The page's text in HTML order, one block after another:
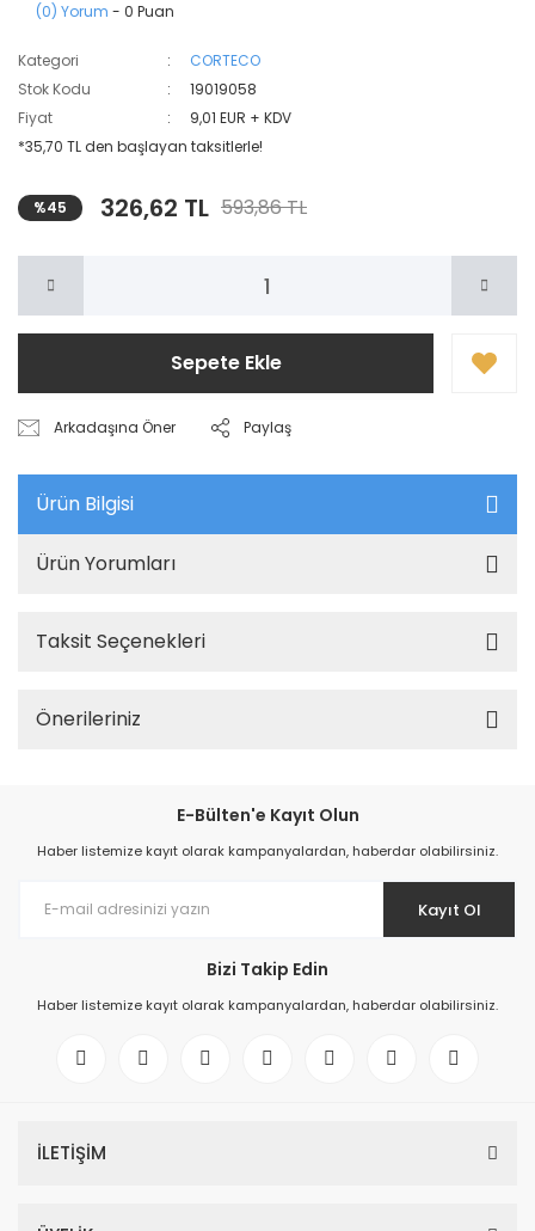
(0) Yorum - 0 Puan
Kategori
CORTECO
Stok Kodu
19019058
Fiyat
9,01 EUR + KDV
*35,70 TL den başlayan taksitlerle!
%45 326,62 TL 593,86 TL
Sepete Ekle
Arkadaşına Öner Paylaş
Ürün Bilgisi
Ürün Yorumları
Taksit Seçenekleri
Önerileriniz
E-Bülten'e Kayıt Olun
Haber listemize kayıt olarak kampanyalardan, haberdar olabilirsiniz.
Kayıt Ol
Bizi Takip Edin
Haber listemize kayıt olarak kampanyalardan, haberdar olabilirsiniz.
İLETİŞİM